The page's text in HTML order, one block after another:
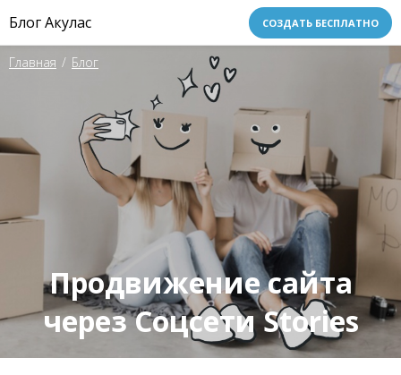
Блог Акулас СОЗДАТЬ БЕСПЛАТНО
Главная / Блог
Продвижение сайта
через Соцсети Stories